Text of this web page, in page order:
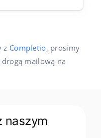
z Completio, prosimy
mailową na
naszym